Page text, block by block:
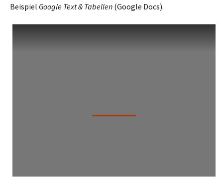
Beispiel Google Text & Tabellen (Google Docs).